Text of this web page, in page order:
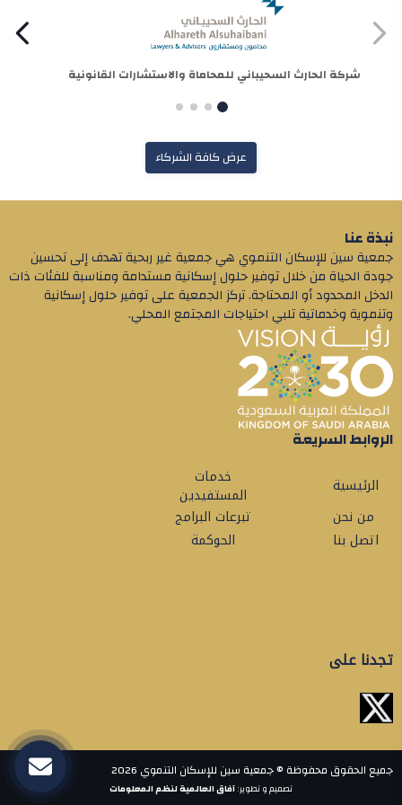
شركة الحارث السحيباني للمحاماة والاستشارات القانونية
عرض كافة الشركاء
نبذة عنا
جمعية سين للإسكان التنموي هي جمعية غير ربحية تهدف إلى تحسين
جودة الحياة من خلال توفير حلول إسكانية مستدامة ومناسبة للفئات ذات
الدخل المحدود أو المحتاجة. تركز الجمعية على توفير حلول إسكانية
وتنموية وخدماتية تلبي احتياجات المجتمع المحلي.
الروابط السريعة
الرئيسية خدمات
المستفيدين
من نحن
تبرعات البرامج
اتصل بنا
الحوكمة
تجدنا على
جميع الحقوق محفوظة © جمعية سين للإسكان التنموي 2026
تصميم و تطوير:آفاق العالمية لنظم المعلومات